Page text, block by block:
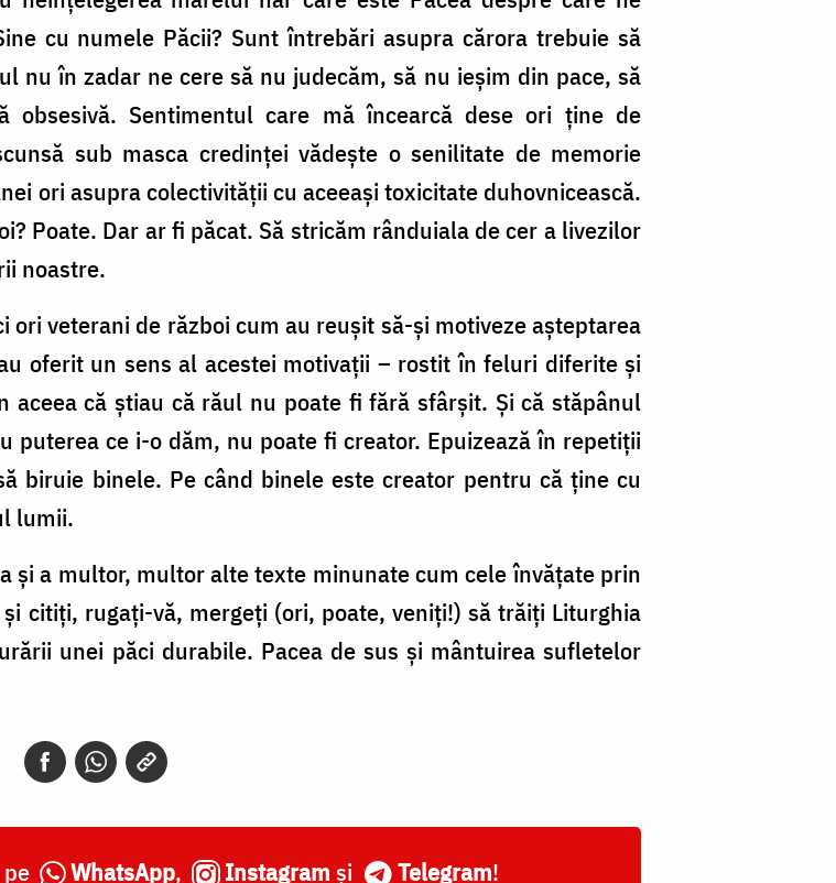
cu numele Păcii? Sunt întrebări asupra cărora trebuie să
nu în zadar ne cere să nu judecăm, să nu ieșim din pace, să
obsesivă. Sentimentul care mă încearcă dese ori ține de
sub masca credinței vădește o senilitate de memorie
ori asupra colectivității cu aceeași toxicitate duhovnicească.
Poate. Dar ar fi păcat. Să stricăm rânduiala de cer a livezilor
noastre.
veterani de război cum au reușit să-și motiveze așteptarea
oferit un sens al acestei motivații – rostit în feluri diferite și
că știau că răul nu poate fi fără sfârșit. Și că stăpânul
ce i-o dăm, nu poate fi creator. Epuizează în repetiții
biruie binele. Pe când binele este creator pentru că ține cu
lumii.
și a multor, multor alte texte minunate cum cele învățate prin
citiți, rugați-vă, mergeți (ori, poate, veniți!) să trăiți Liturghia
unei păci durabile. Pacea de sus și mântuirea sufletelor
WhatsApp, Instagram și Telegram!